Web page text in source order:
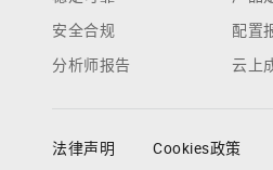
安全合规
分析师报告
配置
云上
法律声明 Cookies政策